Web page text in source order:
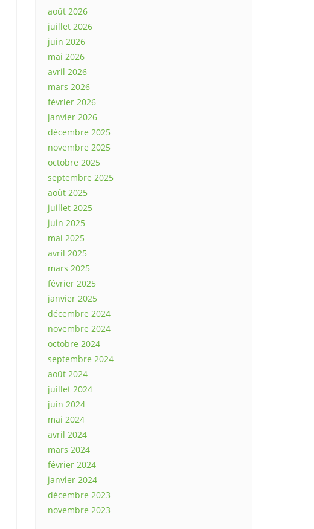
août 2026
juillet 2026
juin 2026
mai 2026
avril 2026
mars 2026
février 2026
janvier 2026
décembre 2025
novembre 2025
octobre 2025
septembre 2025
août 2025
juillet 2025
juin 2025
mai 2025
avril 2025
mars 2025
février 2025
janvier 2025
décembre 2024
novembre 2024
octobre 2024
septembre 2024
août 2024
juillet 2024
juin 2024
mai 2024
avril 2024
mars 2024
février 2024
janvier 2024
décembre 2023
novembre 2023